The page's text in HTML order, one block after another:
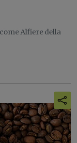
Alfiere della